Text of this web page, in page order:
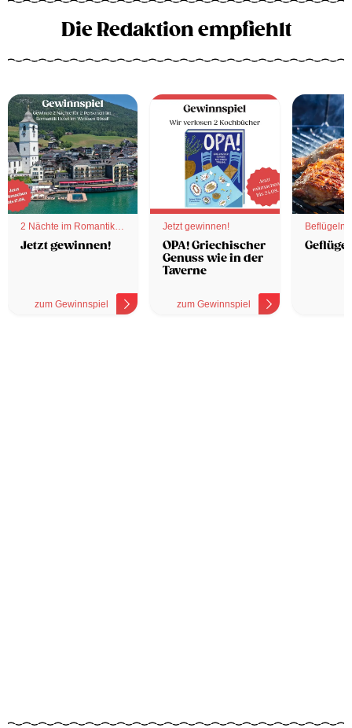
Die Redaktion empfiehlt
2 Nächte im Romantik
Hotel
Jetzt gewinnen!
zum Gewinnspiel
Jetzt gewinnen!
OPA! Griechischer
Genuss wie in der
Taverne
zum Gewinnspiel